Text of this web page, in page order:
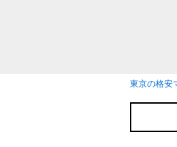
東京の格安